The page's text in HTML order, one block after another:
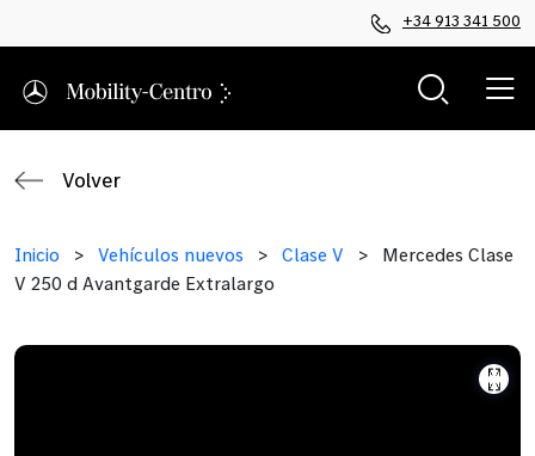
+34 913 341 500
Volver
Inicio > Vehículos nuevos > Clase V >
Mercedes Clase
V 250 d Avantgarde Extralargo